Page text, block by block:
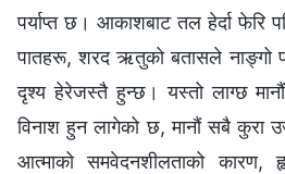
पर्याप्त छ। आकाशबाट तल हेर्दा फेरि
पातहरू, शरद ऋतुको बतासले नाङ्गो
दृश्य हेरेजस्तै हुन्छ। यस्तो लाग्छ
विनाश हुन लागेको छ, मानौं सबै कुरा
आत्माको समवेदनशीलताको कारण,